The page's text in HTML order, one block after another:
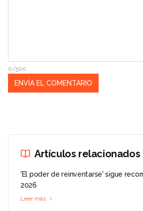
0/500
Artículos relacionados
'El poder de reinventarse' sigue
2026
Leer más